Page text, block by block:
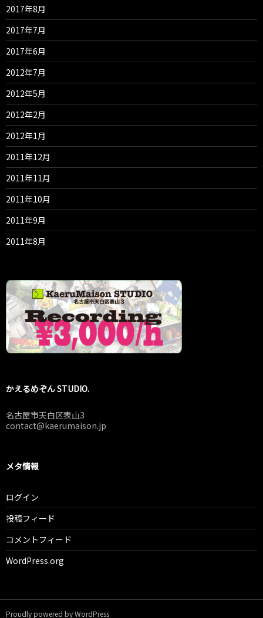
2017年8月
2017年7月
2017年6月
2012年7月
2012年5月
2012年2月
2012年1月
2011年12月
2011年11月
2011年10月
2011年9月
2011年8月
かえるめぞん STUDIO.
名古屋市天白区表山3
contact@kaerumaison.jp
メタ情報
ログイン
投稿フィード
コメントフィード
WordPress.org
Proudly powered by WordPress